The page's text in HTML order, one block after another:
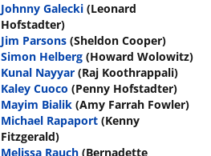
Johnny Galecki (Leonard
Hofstadter)
Jim Parsons (Sheldon Cooper)
Simon Helberg (Howard Wolowitz)
Kunal Nayyar (Raj Koothrappali)
Kaley Cuoco (Penny Hofstadter)
Mayim Bialik (Amy Farrah Fowler)
Michael Rapaport (Kenny
Fitzgerald)
Melissa Rauch (Bernadette